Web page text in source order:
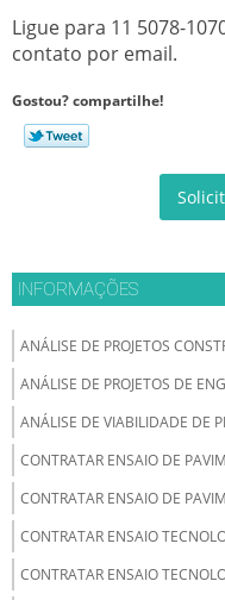
Ligue para 11 5078-
contato por email.
Gostou? compartilhe!
INFORMAÇÕES
ANÁLISE DE PROJETOS
ANÁLISE DE PROJETOS DE
ANÁLISE DE VIABILIDADE DE
CONTRATAR ENSAIO DE
CONTRATAR ENSAIO DE
CONTRATAR ENSAIO
CONTRATAR ENSAIO